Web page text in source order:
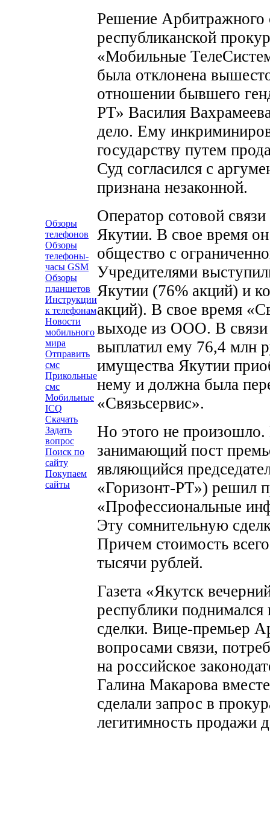
Обзоры
телефонов
Обзоры
телефоны-
часы GSM
Обзоры
планшетов
Инструкции
к телефонам
Новости
мобильного
мира
Отправить
смс
Прикольные
смс
Мобильные
ICQ
Скачать
Задать
вопрос
Поиск по
сайту
Покупаем
сайты
Решение Арбитражного
республиканской
«Мобильные
была отклонена
отношении бывшего
РТ» Василия
дело. Ему
государству путем
Суд согласился с
признана незаконной.
Оператор сотовой
Якутии. В свое время
общество с
Учредителями
Якутии (76% акций) и
акций). В свое время
выходе из ООО. В связи
выплатил ему 76,4 млн
имущества Якутии
нему и должна была
«Связьсервис».
Но этого не
занимающий пост
являющийся
«Горизонт-РТ») решил
«Профессиональные
Эту сомнительную
Причем стоимость
тысячи рублей.
Газета «Якутск
республики поднимался
сделки. Вице-премьер
вопросами связи,
на российское
Галина Макарова
сделали запрос в
легитимность продажи